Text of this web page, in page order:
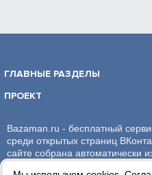
ГЛАВНЫЕ РАЗДЕЛЫ
ПРОЕКТ
Bazaman.ru - бесплатный
среди открытых страниц
сайте собрана автоматически